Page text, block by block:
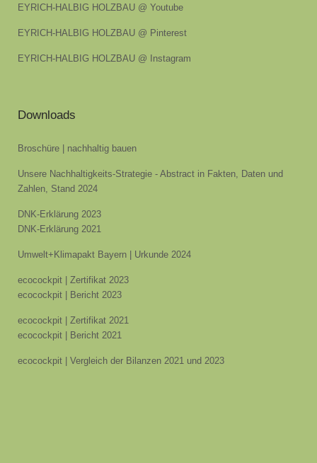
EYRICH-HALBIG HOLZBAU @ Youtube
EYRICH-HALBIG HOLZBAU @ Pinterest
EYRICH-HALBIG HOLZBAU @ Instagram
Downloads
Broschüre | nachhaltig bauen
Unsere Nachhaltigkeits-Strategie - Abstract in Fakten, Daten und
Zahlen, Stand 2024
DNK-Erklärung 2023
DNK-Erklärung 2021
Umwelt+Klimapakt Bayern | Urkunde 2024
ecocockpit | Zertifikat 2023
ecocockpit | Bericht 2023
ecocockpit | Zertifikat 2021
ecocockpit | Bericht 2021
ecocockpit | Vergleich der Bilanzen 2021 und 2023